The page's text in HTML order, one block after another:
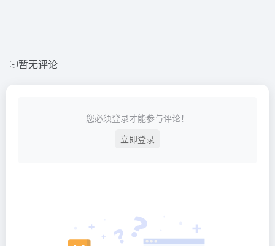
暂无评论
您必须登录才能参与评论！
立即登录